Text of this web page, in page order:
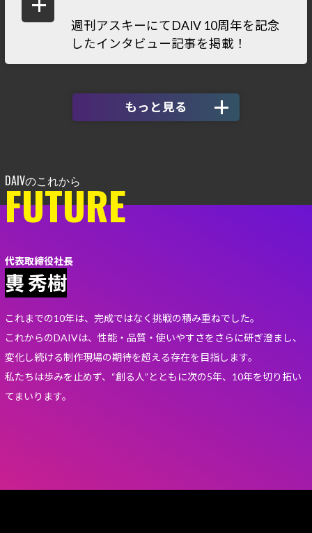
週刊アスキーにてDAIV 10周年を記念
したインタビュー記事を掲載！
もっと見る
FUTURE
代表取締役社長
軣 秀樹
これまでの10年は、完成ではなく挑戦の積み重ねでした。
これからのDAIVは、性能・品質・使いやすさをさらに研ぎ澄まし、
変化し続ける制作現場の期待を超える存在を目指します。
私たちは歩みを止めず、“創る人”とともに次の5年、10年を切り拓い
てまいります。